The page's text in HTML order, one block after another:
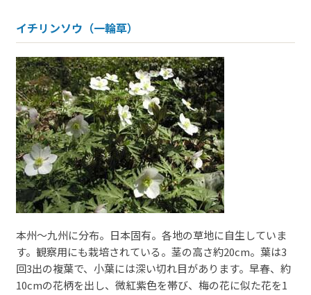
イチリンソウ（一輪草）
本州～九州に分布。日本固有。各地の草地に自生していま
す。観察用にも栽培されている。茎の高さ約20cm。葉は3
回3出の複葉で、小葉には深い切れ目があります。早春、約
10cmの花柄を出し、微紅紫色を帯び、梅の花に似た花を1